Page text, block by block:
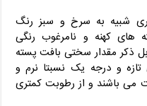
شبیه به سرخ و سبز رنگ
کهنه و نامرغوب رنگی
ذکر مقدار سختی بافت پسته
و درجه یک نسبتا نرم و
می باشند و از رطوبت کمتری